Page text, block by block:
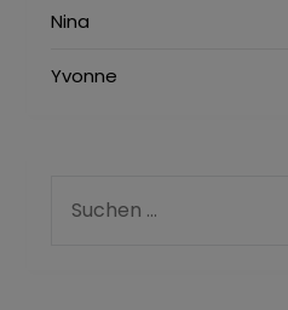
Nina
Yvonne